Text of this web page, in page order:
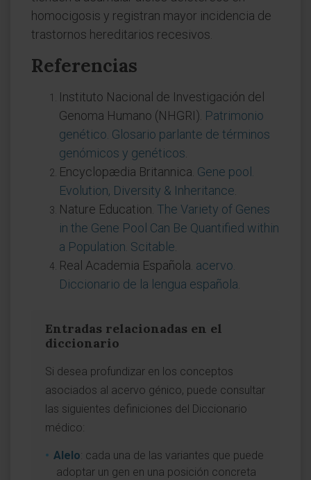
homocigosis y registran mayor incidencia de
trastornos hereditarios recesivos.
Referencias
Instituto Nacional de Investigación del
Genoma Humano (NHGRI). Patrimonio
genético. Glosario parlante de términos
genómicos y genéticos
Encyclopædia Britannica. Gene pool.
Evolution, Diversity & Inheritance
Nature Education. The Variety of Genes
in the Gene Pool Can Be Quantified within
a Population. Scitable
Real Academia Española. acervo.
Diccionario de la lengua española
Entradas relacionadas en el
diccionario
Si desea profundizar en los conceptos
asociados al acervo génico, puede consultar
las siguientes definiciones del Diccionario
médico:
Alelo: cada una de las variantes que puede
adoptar un gen en una posición concreta